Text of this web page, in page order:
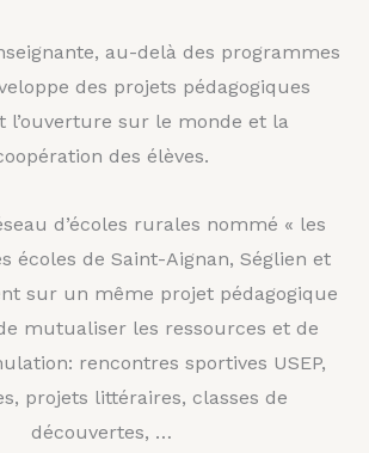
au-delà des programmes
des projets pédagogiques
l’ouverture sur le monde et la
des élèves.
d’écoles rurales nommé « les
écoles de Saint-Aignan, Séglien et
sur un même projet pédagogique
mutualiser les ressources et de
rencontres sportives USEP,
projets littéraires, classes de
découvertes, …